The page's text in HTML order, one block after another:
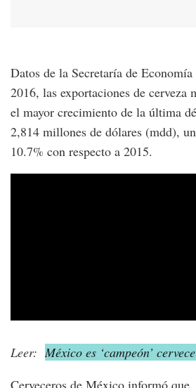
Datos de la Secretaría de
2016, las exportaciones de cerveza
el mayor crecimiento de la última
2,814 millones de dólares (mdd),
10.7% con respecto a 2015.
Leer: México es ‘campeón’
Cerveceros de México informó